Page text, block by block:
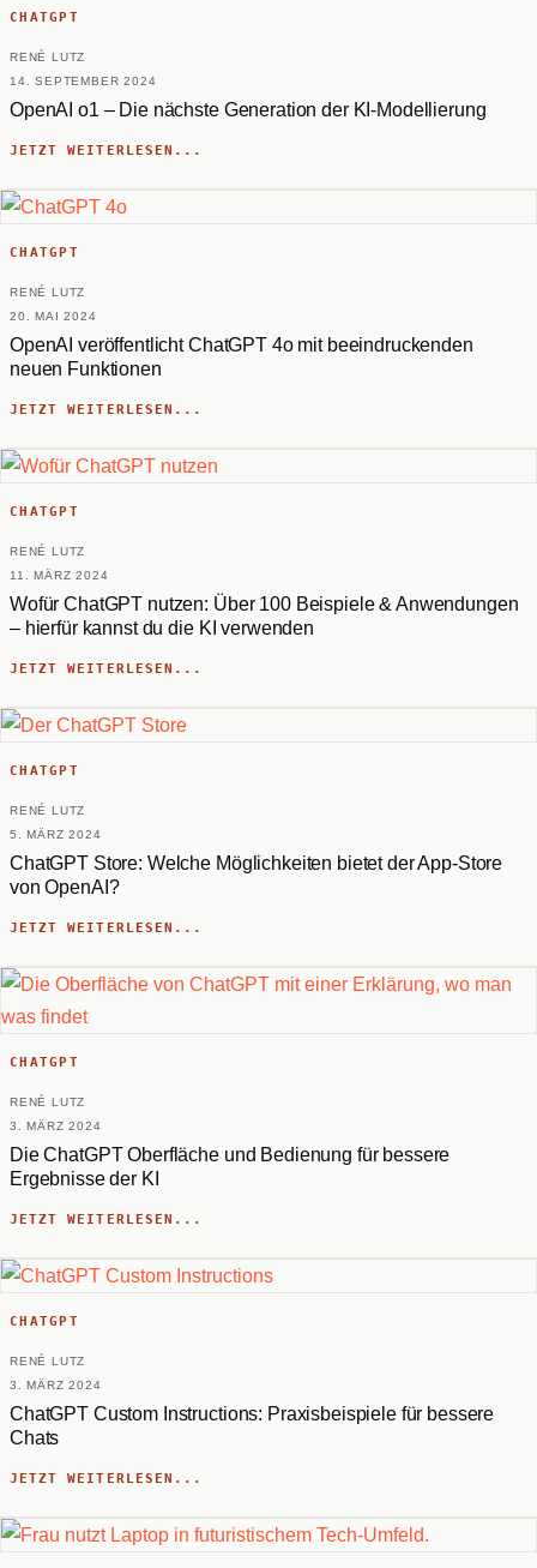
CHATGPT
RENÉ LUTZ
14. SEPTEMBER 2024
OpenAI o1 – Die nächste Generation der KI-Modellierung
JETZT WEITERLESEN...
CHATGPT
RENÉ LUTZ
20. MAI 2024
OpenAI veröffentlicht ChatGPT 4o mit beeindruckenden
neuen Funktionen
JETZT WEITERLESEN...
CHATGPT
RENÉ LUTZ
11. MÄRZ 2024
Wofür ChatGPT nutzen: Über 100 Beispiele & Anwendungen
– hierfür kannst du die KI verwenden
JETZT WEITERLESEN...
CHATGPT
RENÉ LUTZ
5. MÄRZ 2024
ChatGPT Store: Welche Möglichkeiten bietet der App-Store
von OpenAI?
JETZT WEITERLESEN...
CHATGPT
RENÉ LUTZ
3. MÄRZ 2024
Die ChatGPT Oberfläche und Bedienung für bessere
Ergebnisse der KI
JETZT WEITERLESEN...
CHATGPT
RENÉ LUTZ
3. MÄRZ 2024
ChatGPT Custom Instructions: Praxisbeispiele für bessere
Chats
JETZT WEITERLESEN...